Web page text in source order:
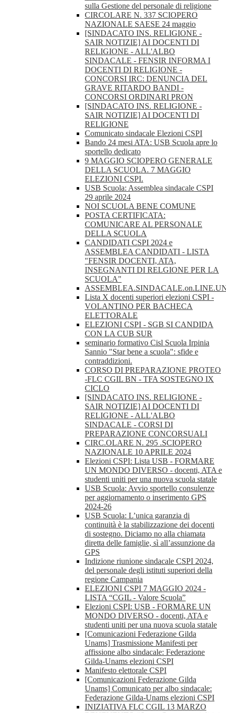
sulla Gestione del personale di religione
CIRCOLARE N. 337 SCIOPERO
NAZIONALE SAESE 24 maggio
[SINDACATO INS. RELIGIONE -
SAIR NOTIZIE] AI DOCENTI DI
RELIGIONE - ALL'ALBO
SINDACALE - FENSIR INFORMA I
DOCENTI DI RELIGIONE -
CONCORSI IRC: DENUNCIA DEL
GRAVE RITARDO BANDI -
CONCORSI ORDINARI PRON
[SINDACATO INS. RELIGIONE -
SAIR NOTIZIE] AI DOCENTI DI
RELIGIONE
Comunicato sindacale Elezioni CSPI
Bando 24 mesi ATA: USB Scuola apre lo
sportello dedicato
9 MAGGIO SCIOPERO GENERALE
DELLA SCUOLA. 7 MAGGIO
ELEZIONI CSPI.
USB Scuola: Assemblea sindacale CSPI
29 aprile 2024
NOI SCUOLA BENE COMUNE
POSTA CERTIFICATA:
COMUNICARE AL PERSONALE
DELLA SCUOLA
CANDIDATI CSPI 2024 e
ASSEMBLEA CANDIDATI - LISTA
"FENSIR DOCENTI, ATA,
INSEGNANTI DI RELGIONE PER LA
SCUOLA"
Lista X docenti superiori elezioni CSPI -
VOLANTINO PER BACHECA
ELETTORALE
ELEZIONI CSPI - SGB SI CANDIDA
CON LA CUB SUR
seminario formativo Cisl Scuola Irpinia
Sannio "Star bene a scuola": sfide e
contraddizioni.
CORSO DI PREPARAZIONE PROTEO
-FLC CGIL BN - TFA SOSTEGNO IX
CICLO
[SINDACATO INS. RELIGIONE -
SAIR NOTIZIE] AI DOCENTI DI
RELIGIONE - ALL'ALBO
SINDACALE - CORSI DI
PREPARAZIONE CONCORSUALI
CIRC.OLARE N. 295 .SCIOPERO
NAZIONALE 10 APRILE 2024
Elezioni CSPI: Lista USB - FORMARE
UN MONDO DIVERSO - docenti, ATA e
studenti uniti per una nuova scuola statale
USB Scuola: Avvio sportello consulenze
per aggiornamento o inserimento GPS
2024-26
USB Scuola: L’unica garanzia di
continuità è la stabilizzazione dei docenti
di sostegno. Diciamo no alla chiamata
diretta delle famiglie, sì all’assunzione da
GPS
Indizione riunione sindacale CSPI 2024,
del personale degli istituti superiori della
regione Campania
ELEZIONI CSPI 7 MAGGIO 2024 -
LISTA “CGIL - Valore Scuola”
Elezioni CSPI: USB - FORMARE UN
MONDO DIVERSO - docenti, ATA e
studenti uniti per una nuova scuola statale
[Comunicazioni Federazione Gilda
Unams] Trasmissione Manifesti per
affissione albo sindacale: Federazione
Gilda-Unams elezioni CSPI
Manifesto elettorale CSPI
[Comunicazioni Federazione Gilda
Unams] Comunicato per albo sindacale:
Federazione Gilda-Unams elezioni CSPI
INIZIATIVA FLC CGIL 13 MARZO